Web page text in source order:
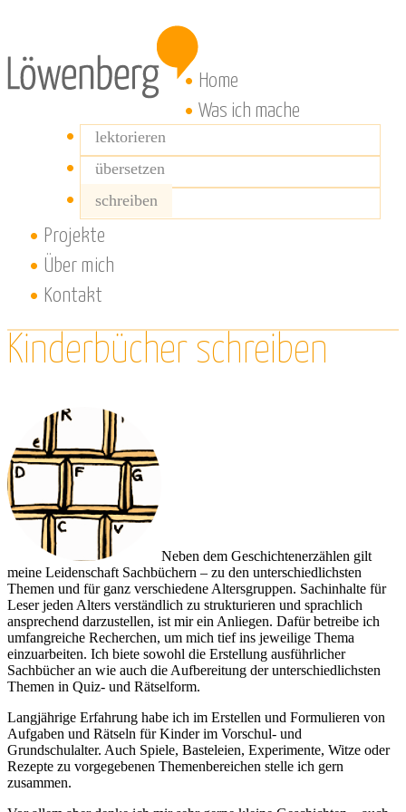
Home
Was ich mache
lektorieren
übersetzen
schreiben
Projekte
Über mich
Kontakt
Kinderbücher schreiben
Neben dem Geschichtenerzählen gilt
meine Leidenschaft Sachbüchern – zu den unterschiedlichsten
Themen und für ganz verschiedene Altersgruppen. Sachinhalte für
Leser jeden Alters verständlich zu strukturieren und sprachlich
ansprechend darzustellen, ist mir ein Anliegen. Dafür betreibe ich
umfangreiche Recherchen, um mich tief ins jeweilige Thema
einzuarbeiten. Ich biete sowohl die Erstellung ausführlicher
Sachbücher an wie auch die Aufbereitung der unterschiedlichsten
Themen in Quiz- und Rätselform.
Langjährige Erfahrung habe ich im Erstellen und Formulieren von
Aufgaben und Rätseln für Kinder im Vorschul- und
Grundschulalter. Auch Spiele, Basteleien, Experimente, Witze oder
Rezepte zu vorgegebenen Themenbereichen stelle ich gern
zusammen.